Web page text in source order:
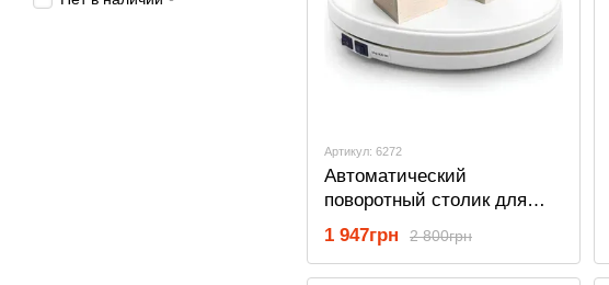
Артикул: 6272
Автоматический
поворотный столик для
предметной съёмки 3D с
подсветкой Heonyirry C250,
диаметр 25 см, белый
2 800грн
1 947грн